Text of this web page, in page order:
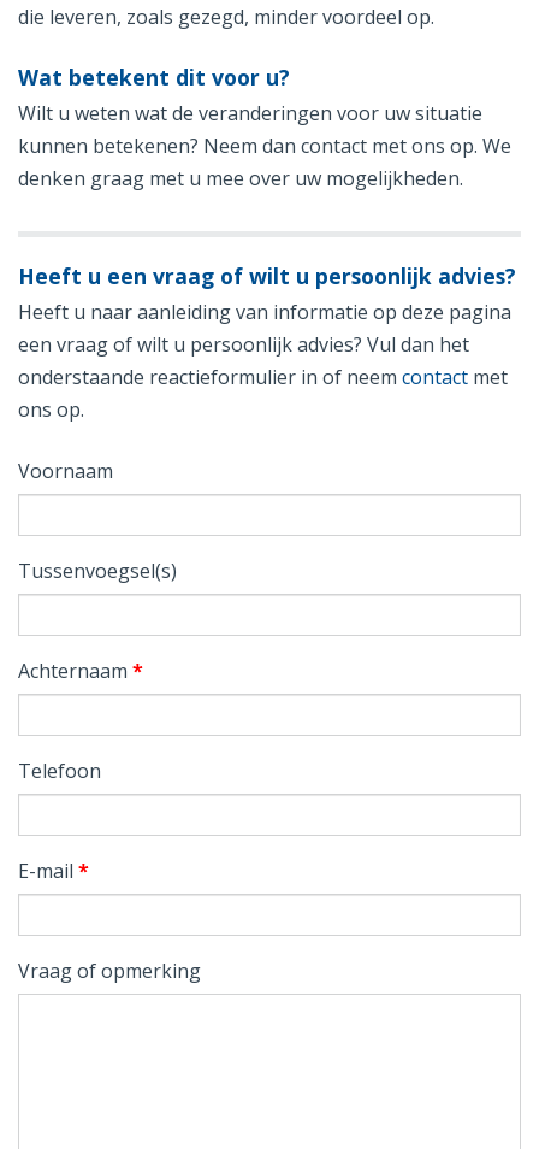
die leveren, zoals gezegd, minder voordeel op.
Wat betekent dit voor u?
Wilt u weten wat de veranderingen voor uw situatie
kunnen betekenen? Neem dan contact met ons op. We
denken graag met u mee over uw mogelijkheden.
Heeft u een vraag of wilt u persoonlijk advies?
Heeft u naar aanleiding van informatie op deze pagina
een vraag of wilt u persoonlijk advies? Vul dan het
onderstaande reactieformulier in of neem contact met
ons op.
Voornaam
Tussenvoegsel(s)
Achternaam *
Telefoon
E-mail *
Vraag of opmerking